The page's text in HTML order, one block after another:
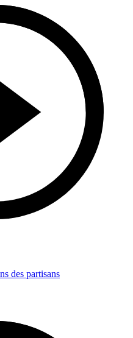
des partisans